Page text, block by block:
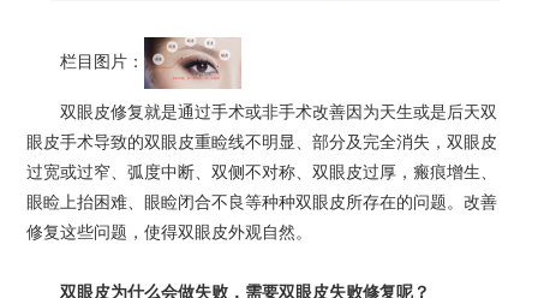
栏目图片：
双眼皮修复就是通过手术或非手术改善因为天生或是后天双
眼皮手术导致的双眼皮重睑线不明显、部分及完全消失，双眼皮
过宽或过窄、弧度中断、双侧不对称、双眼皮过厚，瘢痕增生、
眼睑上抬困难、眼睑闭合不良等种种双眼皮所存在的问题。改善
修复这些问题，使得双眼皮外观自然。
双眼皮为什么会做失败，需要双眼皮失败修复呢？